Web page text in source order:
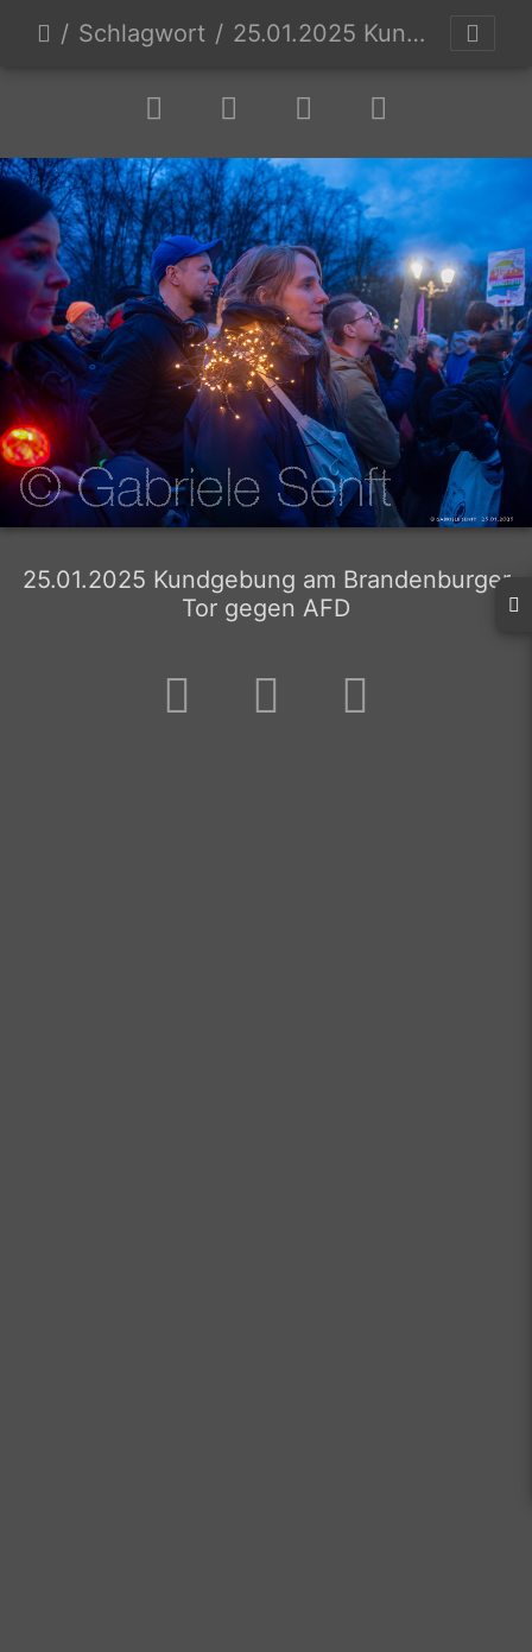
Schlagwort 25.01.2025 Kundgebung am Brandenburger Tor gegen AFD
25.01.2025 Kundgebung am Brandenburger
Tor gegen AFD